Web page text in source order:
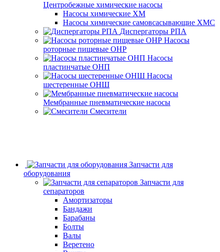
Центробежные химические насосы
Насосы химические ХМ
Насосы химические самовсасывающие ХМС
Диспергаторы РПА
Насосы
роторные пищевые ОНР
Насосы
пластинчатые ОНП
Насосы
шестеренные ОНШ
Мембранные пневматические насосы
Смесители
Запчасти для
оборудования
Запчасти для
сепараторов
Амортизаторы
Бандажи
Барабаны
Болты
Валы
Веретено